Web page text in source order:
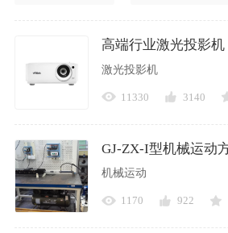
高端行业激光投影机
激光投影机
11330 3140
机械运动
1170 922